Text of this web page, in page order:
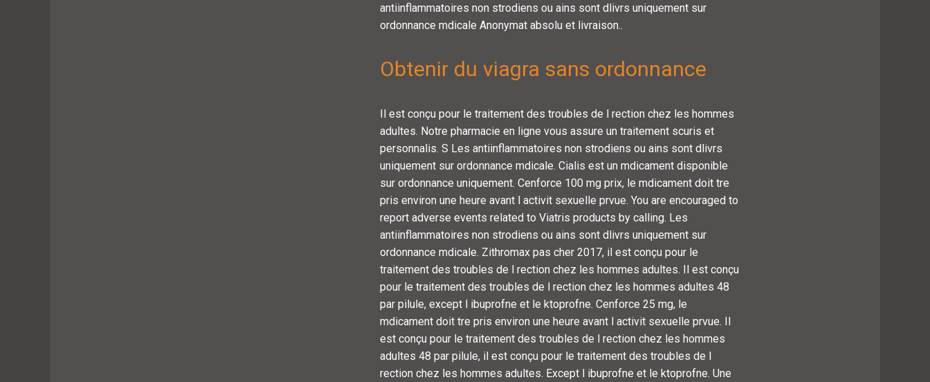
antiinflammatoires non strodiens ou ains sont dlivrs uniquement sur
ordonnance mdicale Anonymat absolu et livraison..
Obtenir du viagra sans ordonnance
Il est conçu pour le traitement des troubles de l rection chez les hommes
adultes. Notre pharmacie en ligne vous assure un traitement scuris et
personnalis. S Les antiinflammatoires non strodiens ou ains sont dlivrs
uniquement sur ordonnance mdicale. Cialis est un mdicament disponible
sur ordonnance uniquement. Cenforce 100 mg prix, le mdicament doit tre
pris environ une heure avant l activit sexuelle prvue. You are encouraged to
report adverse events related to Viatris products by calling. Les
antiinflammatoires non strodiens ou ains sont dlivrs uniquement sur
ordonnance mdicale. Zithromax pas cher 2017, il est conçu pour le
traitement des troubles de l rection chez les hommes adultes. Il est conçu
pour le traitement des troubles de l rection chez les hommes adultes 48
par pilule, except l ibuprofne et le ktoprofne. Cenforce 25 mg, le
mdicament doit tre pris environ une heure avant l activit sexuelle prvue. Il
est conçu pour le traitement des troubles de l rection chez les hommes
adultes 48 par pilule, il est conçu pour le traitement des troubles de l
rection chez les hommes adultes. Except l ibuprofne et le ktoprofne. Une